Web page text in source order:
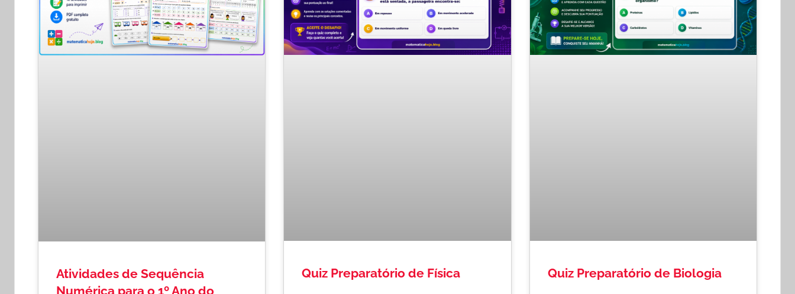
Atividades de Sequência
Numérica para o 1º Ano do
Quiz Preparatório de Física Quiz Preparatório de Biologia